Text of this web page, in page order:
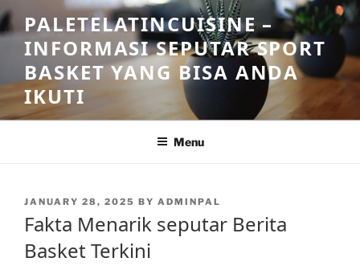
Skip
to
content
PALETELATINCUISINE –
INFORMASI SEPUTAR SPORT
BASKET YANG BISA ANDA
IKUTI
Menu
POSTED
JANUARY 28, 2025 BY ADMINPAL
Fakta Menarik seputar Berita
Basket Terkini